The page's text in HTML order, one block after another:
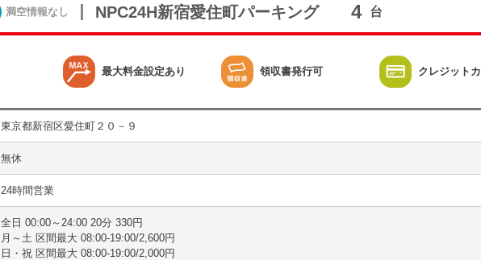
満空情報なし NPC24H新宿愛住町パーキング 4 台
最大料金設定あり 領収書発行可 クレジット
東京都新宿区愛住町２０－９
無休
24時間営業
全日 00:00～24:00 20分 330円
月～土 区間最大 08:00-19:00/2,600円
日・祝 区間最大 08:00-19:00/2,000円